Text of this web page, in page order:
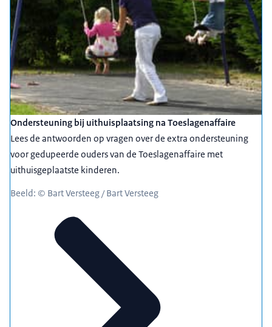
Ondersteuning bij uithuisplaatsing na Toeslagenaffaire
Lees de antwoorden op vragen over de extra ondersteuning
voor gedupeerde ouders van de Toeslagenaffaire met
uithuisgeplaatste kinderen.
Beeld: © Bart Versteeg / Bart Versteeg